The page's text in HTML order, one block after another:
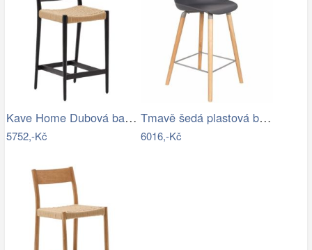
Kave Home Dubová barová židle Analy 70…
5752,-Kč
Tmavě šedá plastová barová židle ZUIVER…
6016,-Kč